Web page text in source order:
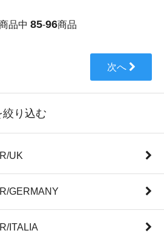
品中 85-96商品
次へ
り込む
UK
GERMANY
ITALIA